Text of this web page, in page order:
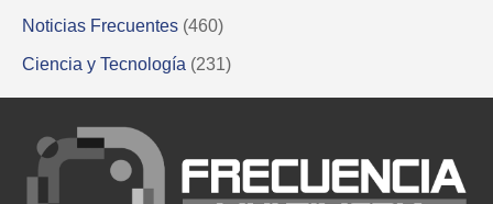
Noticias Frecuentes (460)
Ciencia y Tecnología (231)